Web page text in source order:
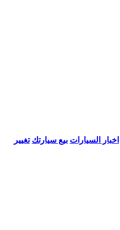
اخبار السيارات بيع سيارتك تغيير